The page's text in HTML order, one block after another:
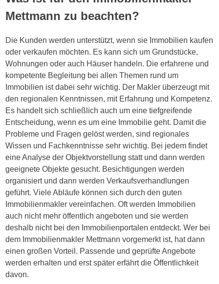
Mettmann zu beachten?
Die Kunden werden unterstützt, wenn sie Immobilien kaufen
oder verkaufen möchten. Es kann sich um Grundstücke,
Wohnungen oder auch Häuser handeln. Die erfahrene und
kompetente Begleitung bei allen Themen rund um
Immobilien ist dabei sehr wichtig. Der Makler überzeugt mit
den regionalen Kenntnissen, mit Erfahrung und Kompetenz.
Es handelt sich schließlich auch um eine tiefgreifende
Entscheidung, wenn es um eine Immobilie geht. Damit die
Probleme und Fragen gelöst werden, sind regionales
Wissen und Fachkenntnisse sehr wichtig. Bei jedem findet
eine Analyse der Objektvorstellung statt und dann werden
geeignete Objekte gesucht. Besichtigungen werden
organisiert und dann werden Verkaufsverhandlungen
geführt. Viele Abläufe können sich durch den guten
Immobilienmakler vereinfachen. Oft werden Immobilien
auch nicht mehr öffentlich angeboten und sie werden
deshalb nicht bei den Immobilienportalen entdeckt. Wer bei
dem Immobilienmakler Mettmann vorgemerkt ist, hat dann
einen großen Vorteil. Passende und geprüfte Angebote
werden erhalten und erst später erfährt die Öffentlichkeit
davon.